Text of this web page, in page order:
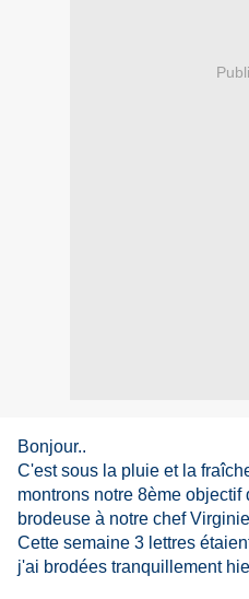
Bonjour..
C'est sous la pluie et la
montrons notre 8ème objectif
brodeuse à notre chef
Cette semaine 3 lettres
j'ai brodées tranquillement